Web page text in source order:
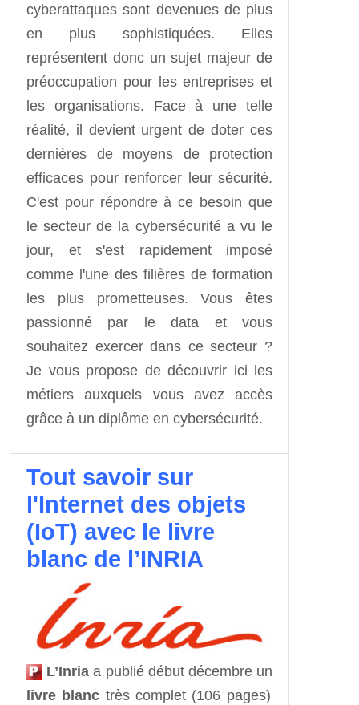
cyberattaques sont devenues de plus
en plus sophistiquées. Elles
représentent donc un sujet majeur de
préoccupation pour les entreprises et
les organisations. Face à une telle
réalité, il devient urgent de doter ces
dernières de moyens de protection
efficaces pour renforcer leur sécurité.
C'est pour répondre à ce besoin que
le secteur de la cybersécurité a vu le
jour, et s'est rapidement imposé
comme l'une des filières de formation
les plus prometteuses. Vous êtes
passionné par le data et vous
souhaitez exercer dans ce secteur ?
Je vous propose de découvrir ici les
métiers auxquels vous avez accès
grâce à un diplôme en cybersécurité.
Tout savoir sur
l'Internet des objets
(IoT) avec le livre
blanc de l’INRIA
L’Inria a publié début décembre un
livre blanc très complet (106 pages)